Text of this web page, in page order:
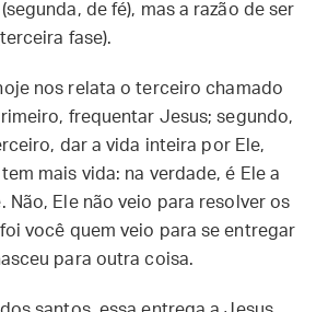
de fé), mas a razão de ser
fase).
nos relata o terceiro chamado
frequentar Jesus; segundo,
dar a vida inteira por Ele,
mais vida: na verdade, é Ele a
Não, Ele não veio para resolver os
você quem veio para se entregar
para outra coisa.